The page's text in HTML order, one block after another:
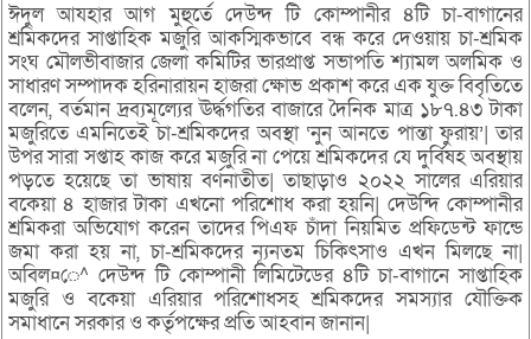
ঈদুল আযহার আগ মুহুর্তে দেউন্দ টি কোম্পানীর ৪টি চা-বাগানের
শ্রমিকদের সাপ্তাহিক মজুরি আকস্মিকভাবে বন্ধ করে দেওয়ায় চা-শ্রমিক
সংঘ মৌলভীবাজার জেলা কমিটির ভারপ্রাপ্ত সভাপতি শ্যামল অলমিক ও
সাধারণ সম্পাদক হরিনারায়ন হাজরা ক্ষোভ প্রকাশ করে এক যুক্ত বিবৃতিতে
বলেন, বর্তমান দ্রব্যমূল্যের ঊর্দ্ধগতির বাজারে দৈনিক মাত্র ১৮৭.৪৩ টাকা
মজুরিতে এমনিতেই চা-শ্রমিকদের অবস্থা ‘নুন আনতে পান্তা ফুরায়’| তার
উপর সারা সপ্তাহ কাজ করে মজুরি না পেয়ে শ্রমিকদের যে দুর্বিষহ অবস্থায়
পড়তে হয়েছে তা ভাষায় বর্ণনাতীত| তাছাড়াও ২০২২ সালের এরিয়ার
বকেয়া ৪ হাজার টাকা এখনো পরিশোধ করা হয়নি| দেউন্দি কোম্পানীর
শ্রমিকরা অভিযোগ করেন তাদের পিএফ চাঁদা নিয়মিত প্রফিডেন্ট ফান্ডে
জমা করা হয় না, চা-শ্রমিকদের ন্যূনতম চিকিৎসাও এখন মিলছে না|
অবিল¤ে^ দেউন্দ টি কোম্পানী লিমিটেডের ৪টি চা-বাগানে সাপ্তাহিক
মজুরি ও বকেয়া এরিয়ার পরিশোধসহ শ্রমিকদের সমস্যার যৌক্তিক
সমাধানে সরকার ও কর্তৃপক্ষের প্রতি আহবান জানান|